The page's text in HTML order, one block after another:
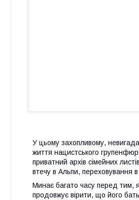
У цьому захопливому,
життя нацистського
приватний архів сімейних
втечу в Альпи, переховування
Минає багато часу перед тим,
продовжує вірити, що його